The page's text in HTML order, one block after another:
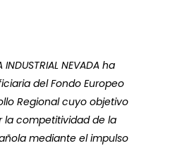
INDUSTRIAL NEVADA ha
del Fondo Europeo
Regional cuyo objetivo
la competitividad de la
mediante el impulso